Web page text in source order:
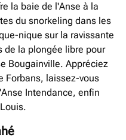
la baie de l'Anse à la
du snorkeling dans les
nique sur la ravissante
de la plongée libre pour
Bougainville. Appréciez
Forbans, laissez-vous
Intendance, enfin